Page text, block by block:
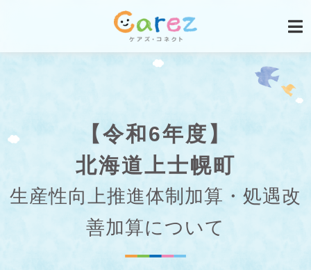
【令和6年度】
北海道上士幌町
生産性向上推進体制加算・処遇改
善加算について